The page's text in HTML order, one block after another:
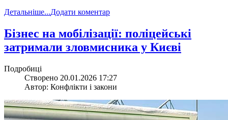
Детальніше...Додати коментар
​Бізнес на мобілізації: поліцейські
затримали зловмисника у Києві
Подробиці
Створено 20.01.2026 17:27
Автор: Конфлікти і закони